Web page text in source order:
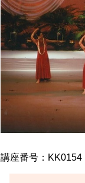
講座番号：KK0154